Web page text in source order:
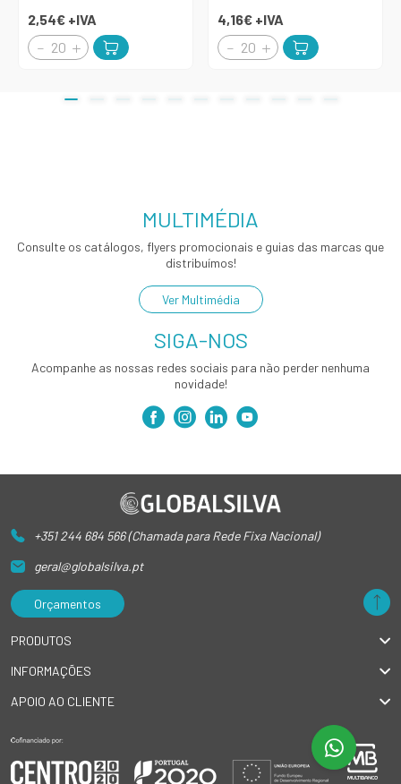
2,54€ +IVA 4,16€ +IVA
MULTIMÉDIA
Consulte os catálogos, flyers promocionais e guias das marcas que
distribuímos!
Ver Multimédia
SIGA-NOS
Acompanhe as nossas redes sociais para não perder nenhuma
novidade!
+351 244 684 566 (Chamada para Rede Fixa Nacional)
geral@globalsilva.pt
Orçamentos
PRODUTOS
INFORMAÇÕES
APOIO AO CLIENTE